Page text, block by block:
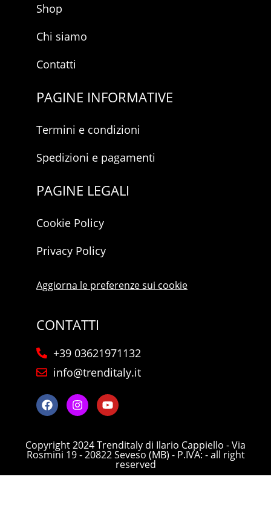
Shop
Chi siamo
Contatti
PAGINE INFORMATIVE
Termini e condizioni
Spedizioni e pagamenti
PAGINE LEGALI
Cookie Policy
Privacy Policy
Aggiorna le preferenze sui cookie
CONTATTI
+39 03621971132
info@trenditaly.it
Copyright 2024 Trenditaly di Ilario Cappiello - Via
Rosmini 19 - 20822 Seveso (MB) - P.IVA: - all right
reserved